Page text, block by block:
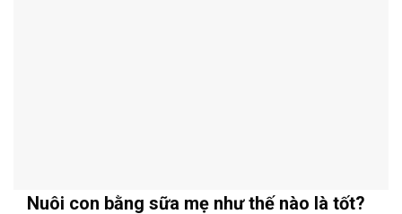
Nuôi con bằng sữa mẹ như thế nào là tốt?